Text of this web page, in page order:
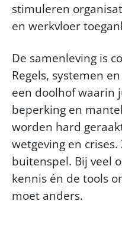
stimuleren
en werkvloer
De samenleving is
Regels, systemen
een doolhof waarin
beperking en
worden hard
wetgeving en
buitenspel. Bij veel
kennis én de tools
moet anders.